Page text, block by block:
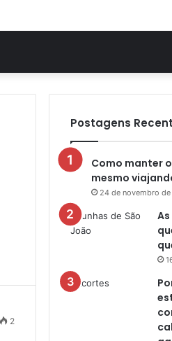
2
Postagens
Como manter
mesmo
24 de novembro